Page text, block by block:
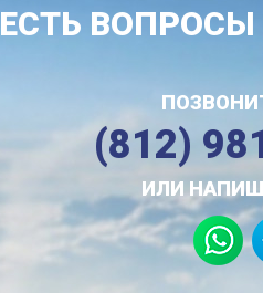
ЕСТЬ
(812)
ИЛИ